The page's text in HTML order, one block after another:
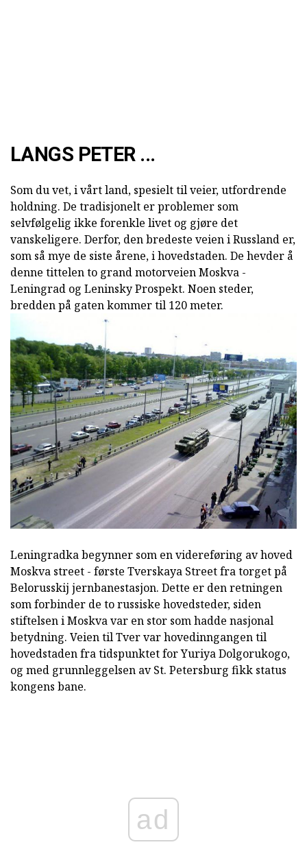
LANGS PETER ...
Som du vet, i vårt land, spesielt til veier, utfordrende
holdning. De tradisjonelt er problemer som
selvfølgelig ikke forenkle livet og gjøre det
vanskeligere. Derfor, den bredeste veien i Russland er,
som så mye de siste årene, i hovedstaden. De hevder å
denne tittelen to grand motorveien Moskva -
Leningrad og Leninsky Prospekt. Noen steder,
bredden på gaten kommer til 120 meter.
Leningradka begynner som en videreføring av hoved
Moskva street - første Tverskaya Street fra torget på
Belorusskij jernbanestasjon. Dette er den retningen
som forbinder de to russiske hovedsteder, siden
stiftelsen i Moskva var en stor som hadde nasjonal
betydning. Veien til Tver var hovedinngangen til
hovedstaden fra tidspunktet for Yuriya Dolgorukogo,
og med grunnleggelsen av St. Petersburg fikk status
kongens bane.
ad